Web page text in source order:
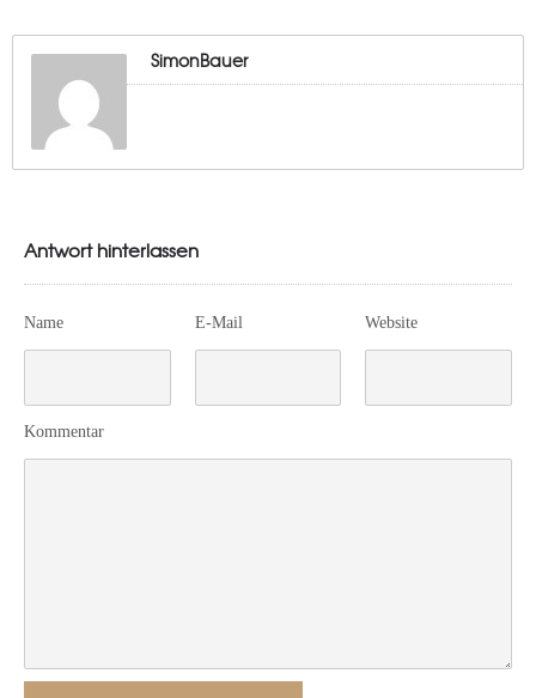
SimonBauer
Antwort hinterlassen
Name E-Mail Website
Kommentar